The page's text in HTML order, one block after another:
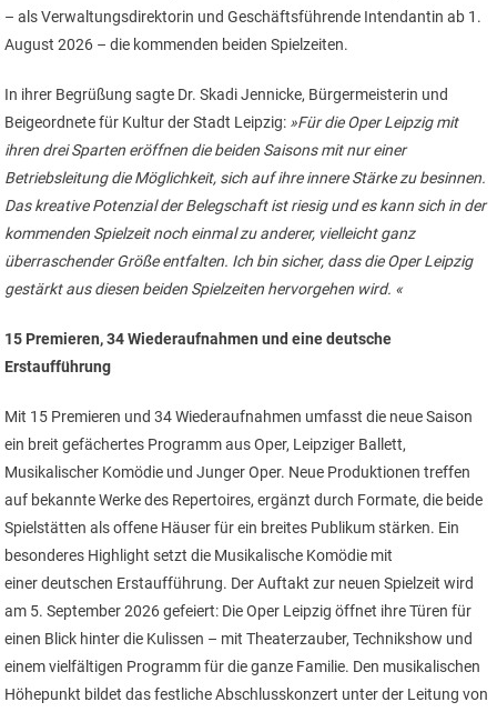
– als Verwaltungsdirektorin und Geschäftsführende Intendantin ab 1.
August 2026 – die kommenden beiden Spielzeiten.
In ihrer Begrüßung sagte Dr. Skadi Jennicke, Bürgermeisterin und
Beigeordnete für Kultur der Stadt Leipzig: »Für die Oper Leipzig mit
ihren drei Sparten eröffnen die beiden Saisons mit nur einer
Betriebsleitung die Möglichkeit, sich auf ihre innere Stärke zu besinnen.
Das kreative Potenzial der Belegschaft ist riesig und es kann sich in der
kommenden Spielzeit noch einmal zu anderer, vielleicht ganz
überraschender Größe entfalten. Ich bin sicher, dass die Oper Leipzig
gestärkt aus diesen beiden Spielzeiten hervorgehen wird. «
15 Premieren, 34 Wiederaufnahmen und eine deutsche
Erstaufführung
Mit 15 Premieren und 34 Wiederaufnahmen umfasst die neue Saison
ein breit gefächertes Programm aus Oper, Leipziger Ballett,
Musikalischer Komödie und Junger Oper. Neue Produktionen treffen
auf bekannte Werke des Repertoires, ergänzt durch Formate, die beide
Spielstätten als offene Häuser für ein breites Publikum stärken. Ein
besonderes Highlight setzt die Musikalische Komödie mit
einer deutschen Erstaufführung. Der Auftakt zur neuen Spielzeit wird
am 5. September 2026 gefeiert: Die Oper Leipzig öffnet ihre Türen für
einen Blick hinter die Kulissen – mit Theaterzauber, Technikshow und
einem vielfältigen Programm für die ganze Familie. Den musikalischen
Höhepunkt bildet das festliche Abschlusskonzert unter der Leitung von